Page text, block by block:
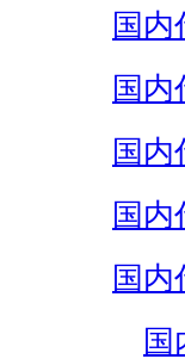
国内
国内
国
国内
国内
国